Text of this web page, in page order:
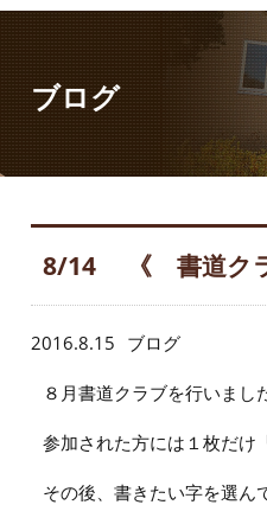
ブログ
8/14 《 書道ク
2016.8.15 ブログ
８月書道クラブを行いまし
参加された方には１枚だけ
その後、書きたい字を選ん